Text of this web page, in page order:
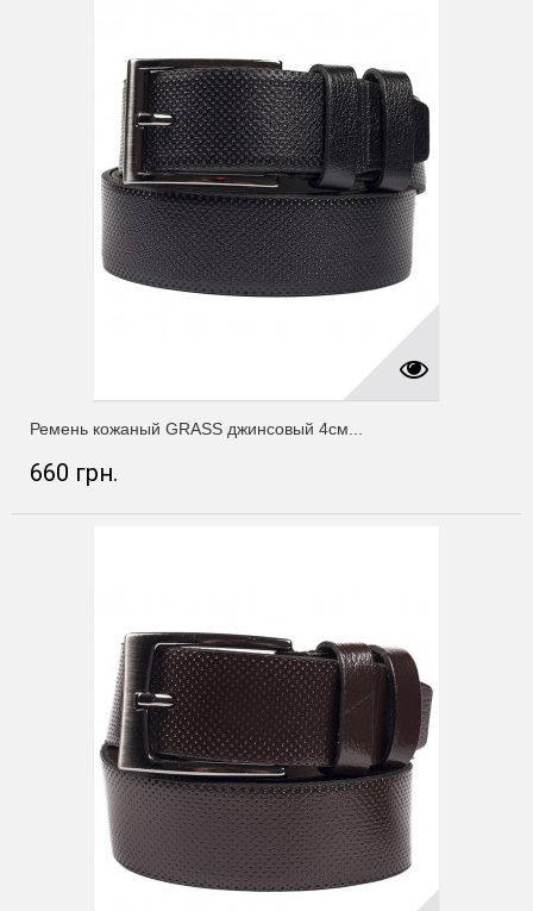
Ремень кожаный GRASS джинсовый 4см...
660 грн.